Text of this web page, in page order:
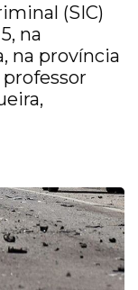
(SIC)
na
na província